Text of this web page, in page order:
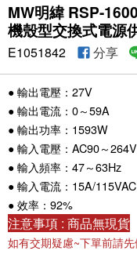
MW明緯 RSP-
機殼型交換式電源
E1051842 分享
● 輸出電壓：27V
● 輸出電流：0～59A
● 輸出功率：1593W
● 輸入電壓：AC90～
● 輸入頻率：47～63Hz
● 輸入電流：15A/
● 效率：92%
注意事項 : 商品無現貨
如有交期疑慮~下單前請